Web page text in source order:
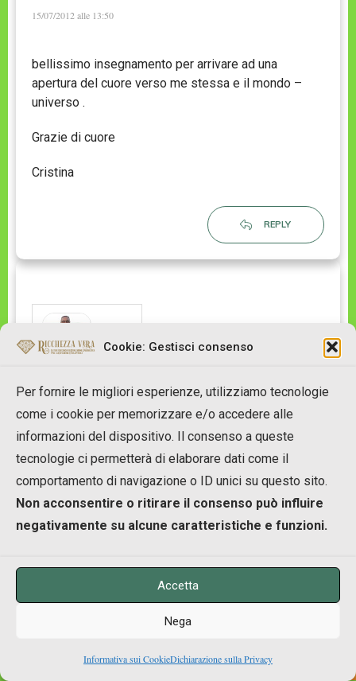
Cookie: Gestisci consenso
Per fornire le migliori esperienze, utilizziamo tecnologie
come i cookie per memorizzare e/o accedere alle
informazioni del dispositivo. Il consenso a queste
tecnologie ci permetterà di elaborare dati come il
comportamento di navigazione o ID unici su questo sito.
Non acconsentire o ritirare il consenso può influire
negativamente su alcune caratteristiche e funzioni.
Accetta
Nega
Informativa sui CookieDichiarazione sulla Privacy
15/07/2012 alle 13:50
bellissimo insegnamento per arrivare ad una
apertura del cuore verso me stessa e il mondo –
universo .
Grazie di cuore
Cristina
REPLY
25/07/2012 alle 08:30
Complimenti Maurizio!!!
Gli antivirus sono molto potenti…
bisognerebbe mai smettere di perdonare!
E la vita oggi ci dà mille possibilità per metterlo in
Grazie di cuore